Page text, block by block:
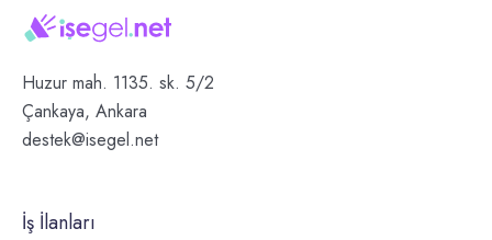
Huzur mah. 1135. sk. 5/2
Çankaya, Ankara
destek@isegel.net
İş İlanları